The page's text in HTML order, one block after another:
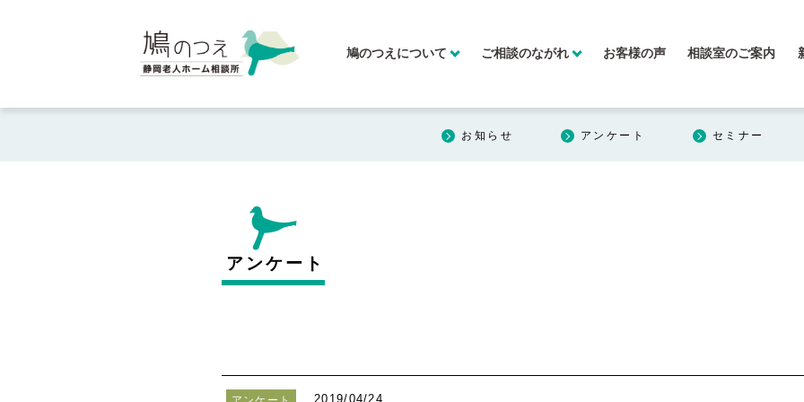
鳩のつえについて ご相談のながれ お客様の声 相談室のご案内
お知らせ アンケート セミナー
アンケート
2019/04/24